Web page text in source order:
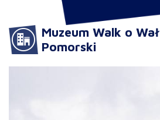
Muzeum Walk o Wał
Pomorski